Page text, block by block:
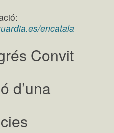
encatala
Convit
d’una